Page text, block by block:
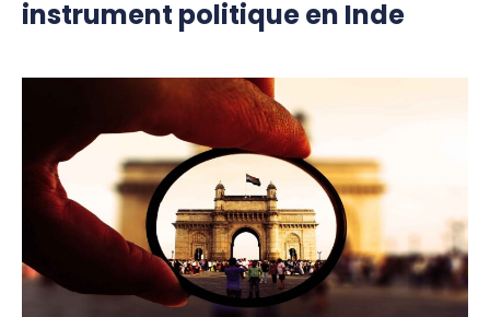
instrument politique en Inde